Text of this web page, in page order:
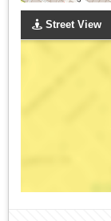
Street View